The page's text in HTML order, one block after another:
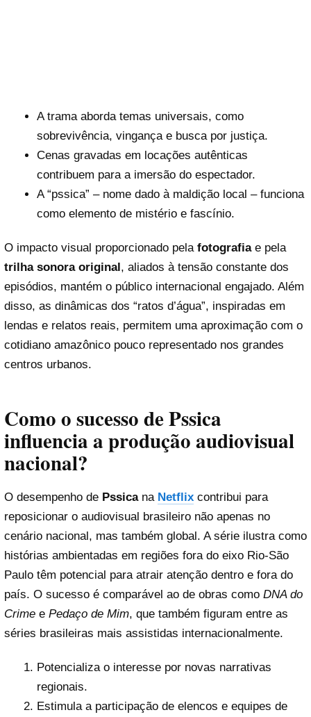
A trama aborda temas universais, como
sobrevivência, vingança e busca por justiça.
Cenas gravadas em locações autênticas
contribuem para a imersão do espectador.
A “pssica” – nome dado à maldição local – funciona
como elemento de mistério e fascínio.
O impacto visual proporcionado pela fotografia e pela
trilha sonora original, aliados à tensão constante dos
episódios, mantém o público internacional engajado. Além
disso, as dinâmicas dos “ratos d’água”, inspiradas em
lendas e relatos reais, permitem uma aproximação com o
cotidiano amazônico pouco representado nos grandes
centros urbanos.
Como o sucesso de Pssica
influencia a produção audiovisual
nacional?
O desempenho de Pssicana Netflix contribui para
reposicionar o audiovisual brasileiro não apenas no
cenário nacional, mas também global. A série ilustra como
histórias ambientadas em regiões fora do eixo Rio-São
Paulo têm potencial para atrair atenção dentro e fora do
país. O sucesso é comparável ao de obras como DNA do
Crime e Pedaço de Mim, que também figuram entre as
séries brasileiras mais assistidas internacionalmente.
Potencializa o interesse por novas narrativas
regionais.
Estimula a participação de elencos e equipes de